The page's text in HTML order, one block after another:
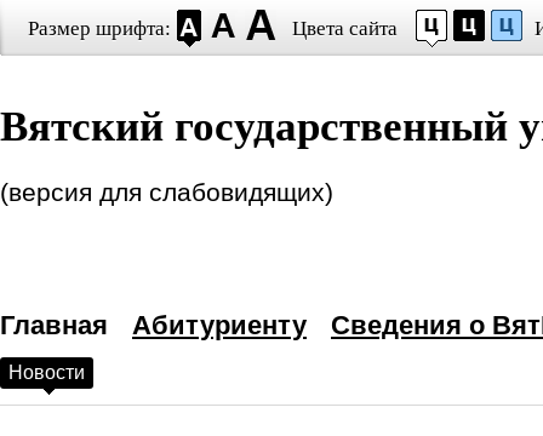
Размер шрифта: Цвета сайта
Выберите шрифт Arial Times New Roman
Интервал между буквами(Кернинг)
— Черным по белому
Белым по черному
Вятский государственный
(версия для слабовидящих)
Главная Абитуриенту Сведения о
Новости